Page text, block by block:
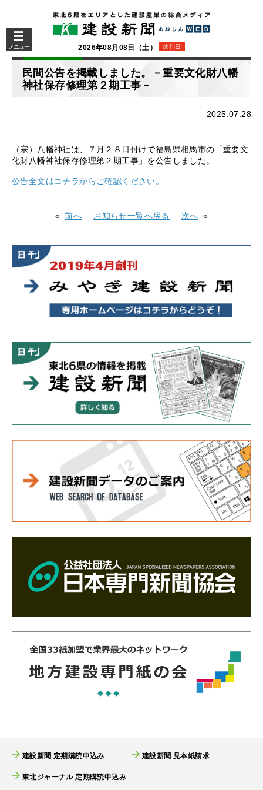
メニュー 2026年08月08日（土） 休刊日
民間公告を掲載しました。－重要文化財八幡
神社保存修理第２期工事－
2025.07.28
（宗）八幡神社は、７月２８日付けで福島県相馬市の「重要文
化財八幡神社保存修理第２期工事」を公告しました。
公告全文はコチラからご確認ください。
前へ お知らせ一覧へ戻る 次へ
建設新聞 定期購読申込み 建設新聞 見本紙請求
東北ジャーナル 定期購読申込み